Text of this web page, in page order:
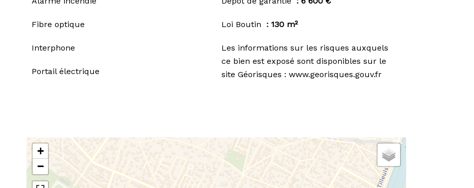
Fibre optique
Interphone
Portail électrique
Loi Boutin 130 m²
Les informations sur les risques auxquels
ce bien est exposé sont disponibles sur le
site Géorisques : www.georisques.gouv.fr
+
−